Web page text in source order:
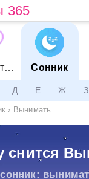
365
Совместимость Сонник
Д Е Ж З
› Вынимать
снится
сонник: